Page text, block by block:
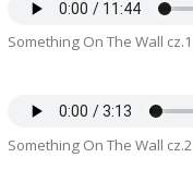
Something On The Wall cz.1
Something On The Wall cz.2